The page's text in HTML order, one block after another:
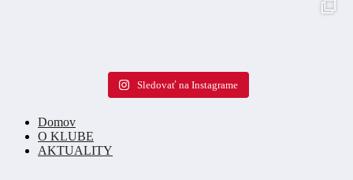
Sledovať na Instagrame
Domov
O KLUBE
AKTUALITY